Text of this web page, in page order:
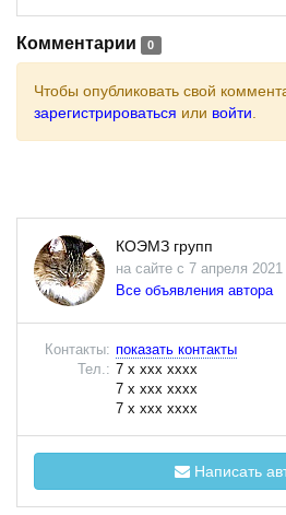
Комментарии 0
Чтобы опубликовать свой
зарегистрироваться или войти
КОЭМЗ групп
на сайте с 7 апреля 2021
Все объявления автора
Контакты: показать контакты
Тел.: 7 x xxx xxxx
7 x xxx xxxx
7 x xxx xxxx
Написать